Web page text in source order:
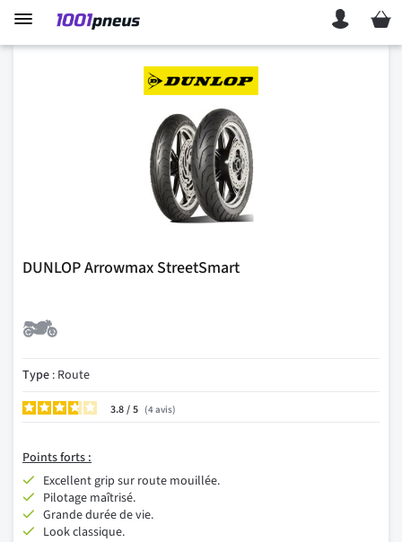
Mon
DUNLOP Arrowmax StreetSmart
Type : Route
3.8/ 4avis
Pointsforts :
Excellent grip sur route mouillée.
Pilotage maîtrisé.
Grande durée de vie.
Look classique.